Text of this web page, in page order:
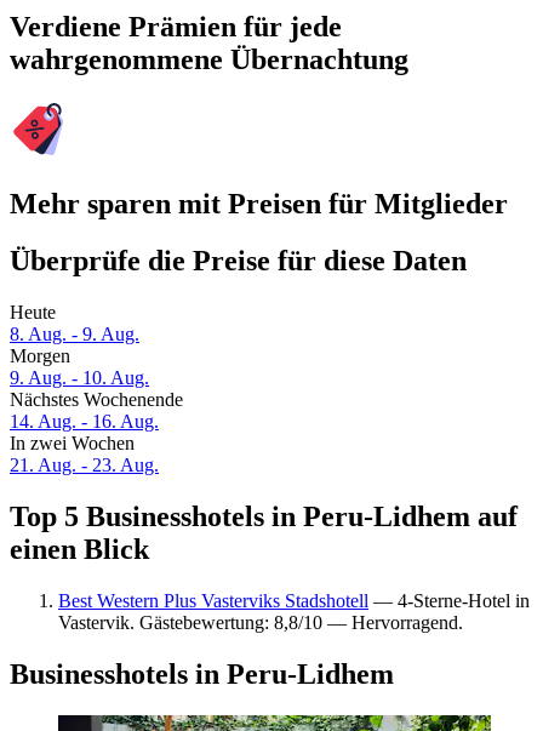
Verdiene Prämien für jede
wahrgenommene Übernachtung
Mehr sparen mit Preisen für Mitglieder
Überprüfe die Preise für diese Daten
Heute
8. Aug. - 9. Aug.
Morgen
9. Aug. - 10. Aug.
Nächstes Wochenende
14. Aug. - 16. Aug.
In zwei Wochen
21. Aug. - 23. Aug.
Top 5 Businesshotels in Peru-Lidhem auf
einen Blick
Best Western Plus Vasterviks Stadshotell — 4-Sterne-Hotel in
Vastervik. Gästebewertung: 8,8/10 — Hervorragend.
Businesshotels in Peru-Lidhem